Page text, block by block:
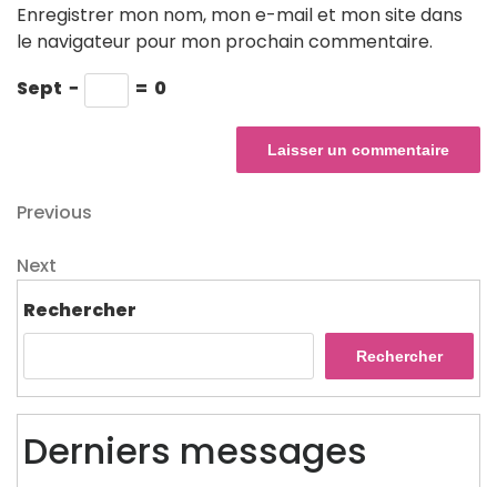
Enregistrer mon nom, mon e-mail et mon site dans
le navigateur pour mon prochain commentaire.
Sept − = 0
Navigation
de
l’article
Previous
Previous
Next
Next
Rechercher
Rechercher
Derniers messages